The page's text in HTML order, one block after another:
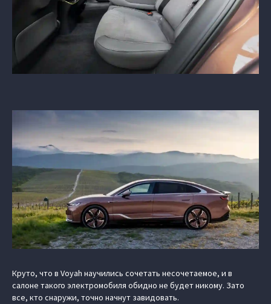
Круто, что в Voyah научились сочетать несочетаемое, и в
салоне такого электромобиля обидно не будет никому. Зато
все, кто снаружи, точно начнут завидовать.